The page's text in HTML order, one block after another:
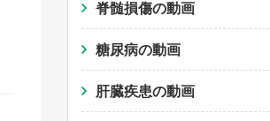
脊髄損傷の動画
糖尿病の動画
肝臓疾患の動画